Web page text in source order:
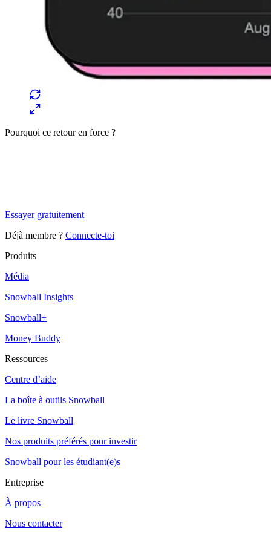
Pourquoi ce retour en force ?
Essayer gratuitement
Déjà membre ? Connecte-toi
Produits
Média
Snowball Insights
Snowball+
Money Buddy
Ressources
Centre d’aide
La boîte à outils Snowball
Le livre Snowball
Nos produits préférés pour investir
Snowball pour les étudiant(e)s
Entreprise
À propos
Nous contacter